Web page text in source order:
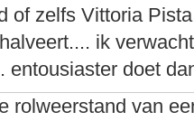
of zelfs Vittoria
ik
entousiaster doet
rolweerstand van